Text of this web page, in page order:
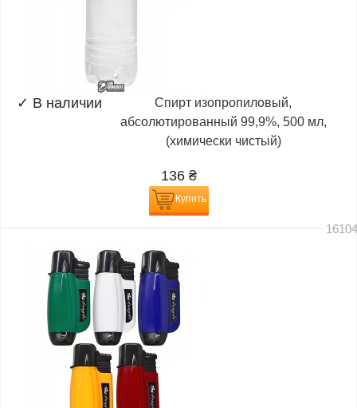
✓ В наличии
Спирт изопропиловый,
абсолютированный 99,9%, 500 мл,
(химически чистый)
136 ₴
Купить